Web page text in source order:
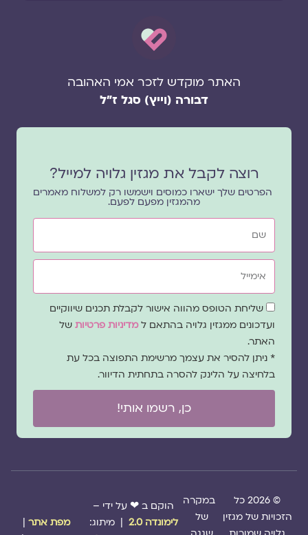
האתר מוקדש לזכר אמי האהובה
דבורה (וייץ) סגל ז"ל
רוצה לקבל את מגזין גלויה למייל?
הפרטים שלך ישארו כמוסים וישמשו רק למשלוח מאמרים
מהמגזין מפעם לפעם.
שם
אימייל
שדהשליחת הטופס מהווה אישור לקבלת תכנים שיווקיים
ועדכונים ממגזין גלויה בהתאם ל מדיניות פרטיותשל
האתר.
* ניתן להסיר את עצמך מרשימת התפוצה בכל עת
בלחיצה על הלינק להסרה בתחתית הדיוור.
כן, רשמו אותי!
© 2026 כל
הזכויות של מגזין
במקרה
של
הוקם ב ❤ על ידי –
לימונדה 2.0
| מיתוג:
מפת אתר|